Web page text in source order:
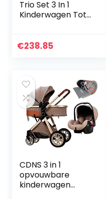
Trio Set 3 In 1
Kinderwagen Tot
Matras Vanaf De
€238.85
CDNS 3 in 1
opvouwbare
kinderwagen